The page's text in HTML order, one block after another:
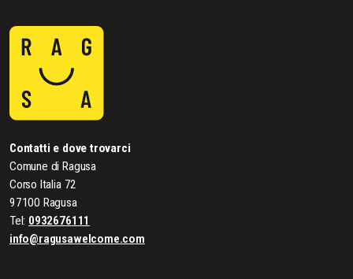
Contatti e dove trovarci
Comune di Ragusa
Corso Italia 72
97100 Ragusa
Tel: 0932676111
info@ragusawelcome.com